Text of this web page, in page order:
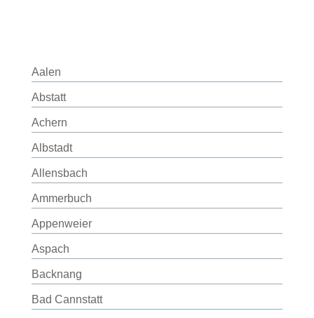
Aalen
Abstatt
Achern
Albstadt
Allensbach
Ammerbuch
Appenweier
Aspach
Backnang
Bad Cannstatt